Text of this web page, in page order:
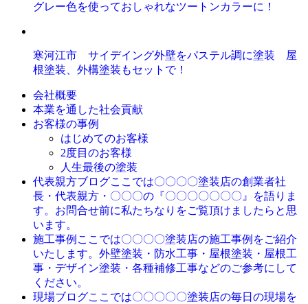
グレー色を使っておしゃれなツートンカラーに！
寒河江市 サイデイング外壁をパステル調に塗装 屋
根塗装、外構塗装もセットで！
会社概要
本業を通した社会貢献
お客様の事例
はじめてのお客様
2度目のお客様
人生最後の塗装
代表親方ブログここでは〇〇〇〇塗装店の創業者社
長・代表親方・〇〇〇の『〇〇〇〇〇〇〇』を語りま
す。お問合せ前に私たちなりをご覧頂けましたらと思
います。
施工事例 ここでは〇〇〇〇塗装店の施工事例をご紹介
いたします。外壁塗装・防水工事・屋根塗装・屋根工
事・デザイン塗装・各種補修工事などのご参考にして
ください。
現場ブログここでは〇〇〇〇〇塗装店の毎日の現場を